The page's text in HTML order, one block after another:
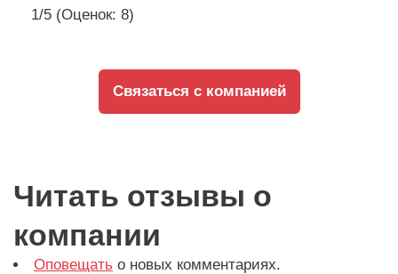
1/5 (Оценок: 8)
Связаться с компанией
Читать отзывы о
компании
Оповещать о новых комментариях.